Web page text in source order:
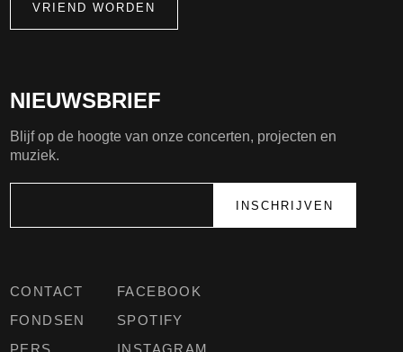
CONTACT
FONDSEN
PERS
FACEBOOK
SPOTIFY
INSTAGRAM
NIEUWSBRIEF
Blijf op de hoogte van onze concerten, projecten en
muziek.
VRIEND WORDEN